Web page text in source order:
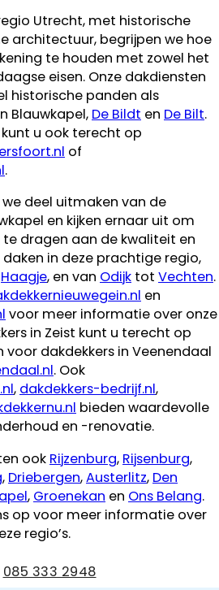
Utrecht, met historische
architectuur, begrijpen we hoe
te houden met zowel het
eisen. Onze dakdiensten
historische panden als
Blauwkapel, De Bildt en De Bilt.
u ook terecht op
of
.
deel uitmaken van de
en kijken ernaar uit om
dragen aan de kwaliteit en
in deze prachtige regio,
Haagje, en van Odijk tot Vechten.
en
voor meer informatie over onze
in Zeist kunt u terecht op
voor dakdekkers in Veenendaal
. Ook
, dakdekkers-bedrijf.nl,
bieden waardevolle
en -renovatie.
ook Rijzenburg, Rijsenburg,
, Driebergen,Austerlitz, Den
, Groenekan en Ons Belang.
op voor meer informatie over
regio’s.
085 333 2948